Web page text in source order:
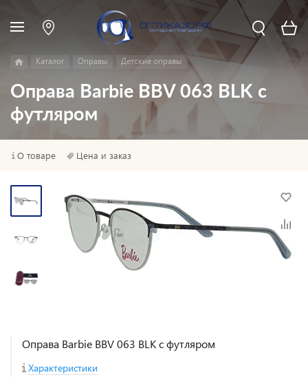
Каталог Оправы Детские оправы
Оправа Barbie BBV 063 BLK с
футляром
О товаре Цена и заказ
Оправа Barbie BBV 063 BLK с футляром
Характеристики